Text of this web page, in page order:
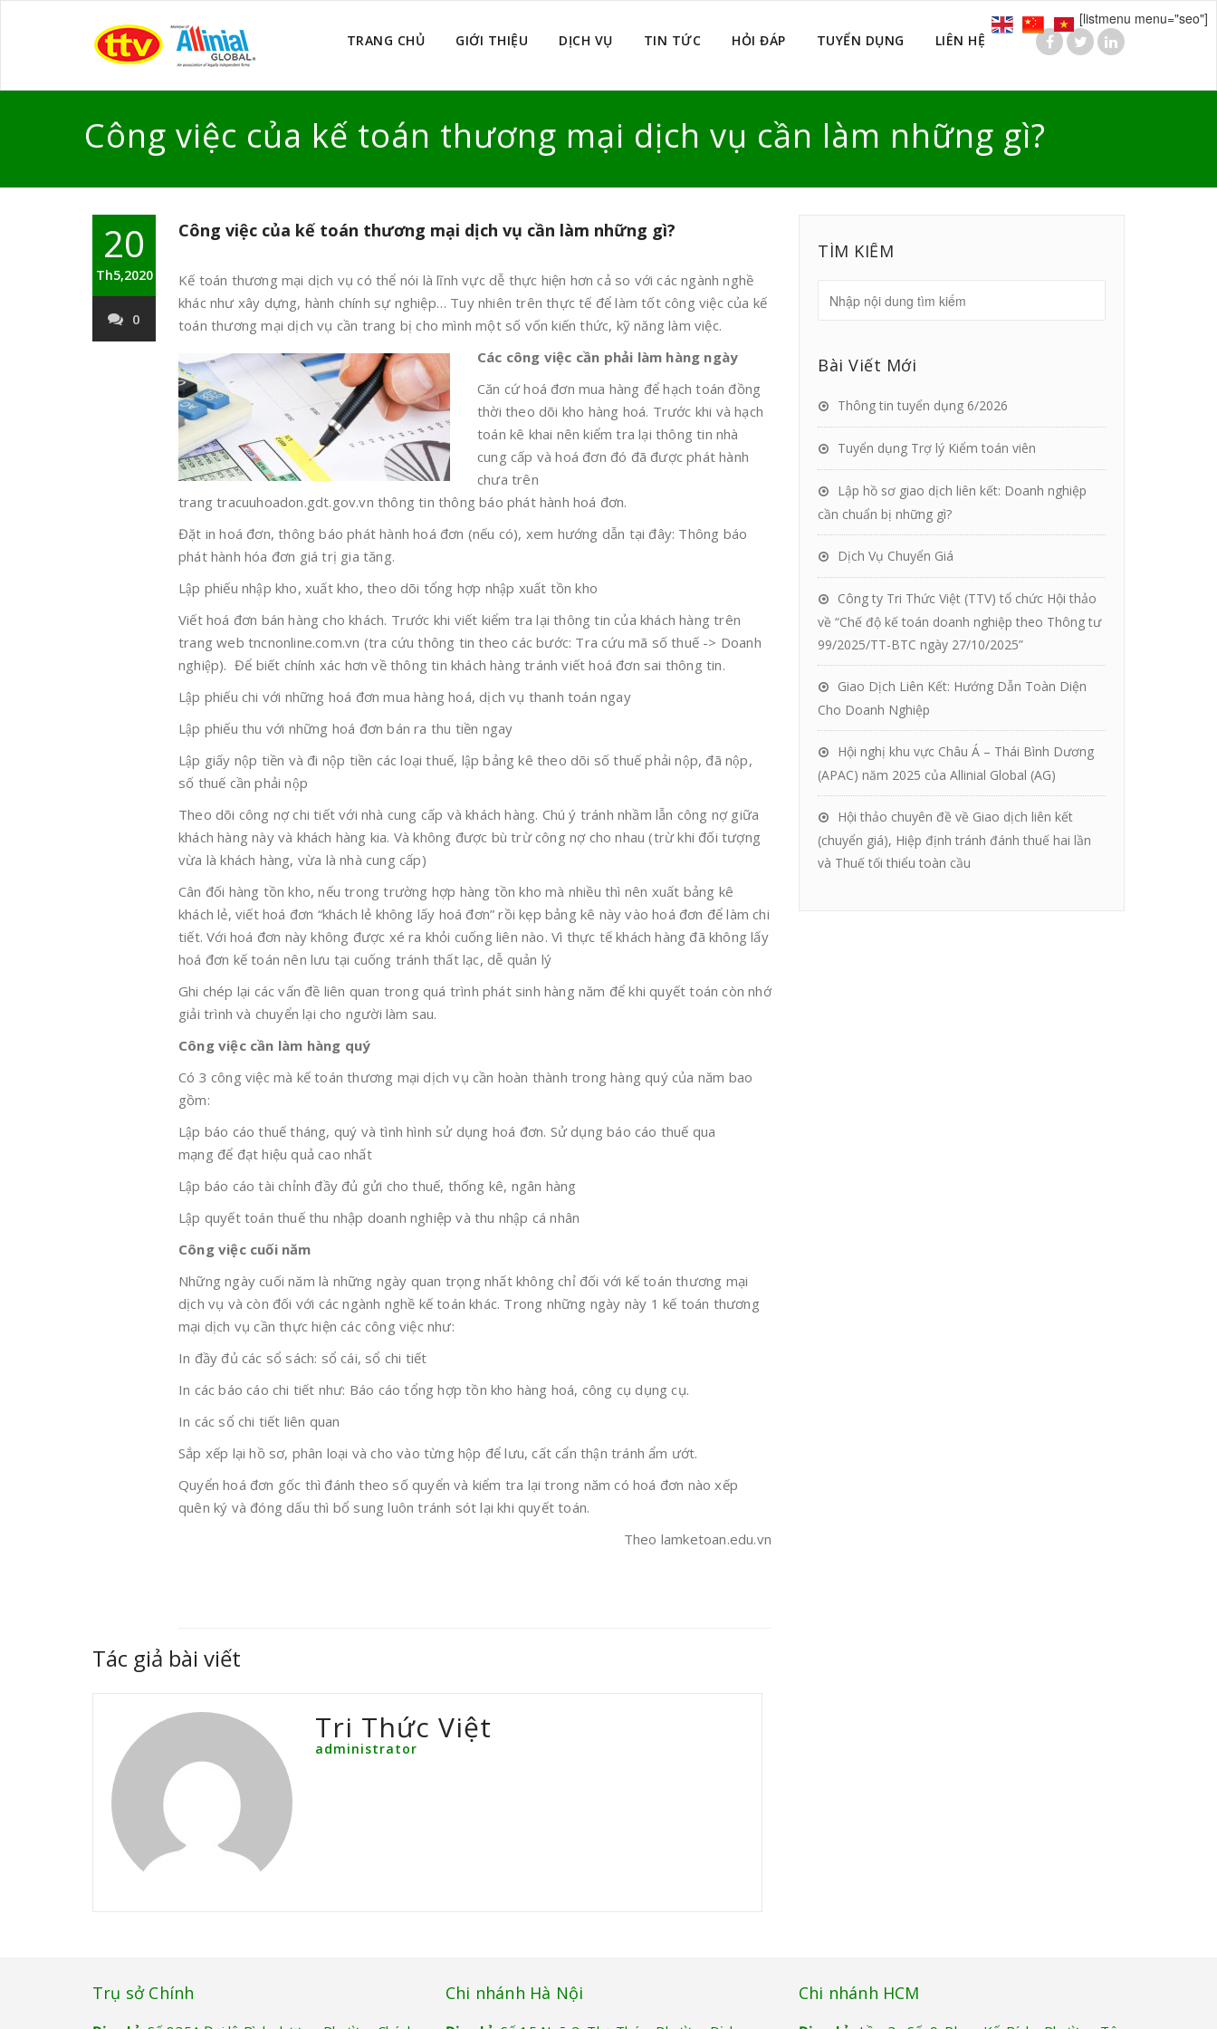
TRANG CHỦ GIỚI THIỆU DỊCH VỤ TIN TỨC HỎI ĐÁP TUYỂN DỤNG LIÊN HỆ
Công việc của kế toán thương mại dịch vụ cần làm những gì?
20
Th5,2020
0
Công việc của kế toán thương mại dịch vụ cần làm những gì?
Kế toán thương mại dịch vụ có thể nói là lĩnh vực dễ thực hiện hơn cả so với các ngành nghề
khác như xây dựng, hành chính sự nghiệp… Tuy nhiên trên thực tế để làm tốt công việc của kế
toán thương mại dịch vụ cần trang bị cho mình một số vốn kiến thức, kỹ năng làm việc.
Các công việc cần phải làm hàng ngày
Căn cứ hoá đơn mua hàng để hạch toán đồng
thời theo dõi kho hàng hoá. Trước khi và hạch
toán kê khai nên kiểm tra lại thông tin nhà
cung cấp và hoá đơn đó đã được phát hành
chưa trên
trang tracuuhoadon.gdt.gov.vn thông tin thông báo phát hành hoá đơn.
Đặt in hoá đơn, thông báo phát hành hoá đơn (nếu có), xem hướng dẫn tại đây: Thông báo
phát hành hóa đơn giá trị gia tăng.
Lập phiếu nhập kho, xuất kho, theo dõi tổng hợp nhập xuất tồn kho
Viết hoá đơn bán hàng cho khách. Trước khi viết kiểm tra lại thông tin của khách hàng trên
trang web tncnonline.com.vn (tra cứu thông tin theo các bước: Tra cứu mã số thuế -> Doanh
nghiệp). Để biết chính xác hơn về thông tin khách hàng tránh viết hoá đơn sai thông tin.
Lập phiếu chi với những hoá đơn mua hàng hoá, dịch vụ thanh toán ngay
Lập phiếu thu với những hoá đơn bán ra thu tiền ngay
Lập giấy nộp tiền và đi nộp tiền các loại thuế, lập bảng kê theo dõi số thuế phải nộp, đã nộp,
số thuế cần phải nộp
Theo dõi công nợ chi tiết với nhà cung cấp và khách hàng. Chú ý tránh nhầm lẫn công nợ giữa
khách hàng này và khách hàng kia. Và không được bù trừ công nợ cho nhau (trừ khi đối tượng
vừa là khách hàng, vừa là nhà cung cấp)
Cân đối hàng tồn kho, nếu trong trường hợp hàng tồn kho mà nhiều thì nên xuất bảng kê
khách lẻ, viết hoá đơn “khách lẻ không lấy hoá đơn” rồi kẹp bảng kê này vào hoá đơn để làm chi
tiết. Với hoá đơn này không được xé ra khỏi cuống liên nào. Vì thực tế khách hàng đã không lấy
hoá đơn kế toán nên lưu tại cuống tránh thất lạc, dễ quản lý
Ghi chép lại các vấn đề liên quan trong quá trình phát sinh hàng năm để khi quyết toán còn nhớ
giải trình và chuyển lại cho người làm sau.
Công việc cần làm hàng quý
Có 3 công việc mà kế toán thương mại dịch vụ cần hoàn thành trong hàng quý của năm bao
gồm:
Lập báo cáo thuế tháng, quý và tình hình sử dụng hoá đơn. Sử dụng báo cáo thuế qua
mạng để đạt hiệu quả cao nhất
Lập báo cáo tài chỉnh đầy đủ gửi cho thuế, thống kê, ngân hàng
Lập quyết toán thuế thu nhập doanh nghiệp và thu nhập cá nhân
Công việc cuối năm
Những ngày cuối năm là những ngày quan trọng nhất không chỉ đối với kế toán thương mại
dịch vụ và còn đối với các ngành nghề kế toán khác. Trong những ngày này 1 kế toán thương
mại dịch vụ cần thực hiện các công việc như:
In đầy đủ các sổ sách: sổ cái, sổ chi tiết
In các báo cáo chi tiết như: Báo cáo tổng hợp tồn kho hàng hoá, công cụ dụng cụ.
In các sổ chi tiết liên quan
Sắp xếp lại hồ sơ, phân loại và cho vào từng hộp để lưu, cất cẩn thận tránh ẩm ướt.
Quyển hoá đơn gốc thì đánh theo số quyển và kiểm tra lại trong năm có hoá đơn nào xếp
quên ký và đóng dấu thì bổ sung luôn tránh sót lại khi quyết toán.
Theo lamketoan.edu.vn
Tác giả bài viết
Tri Thức Việt
administrator
TÌM KIẾM
Bài Viết Mới
Thông tin tuyển dụng 6/2026
Tuyển dụng Trợ lý Kiểm toán viên
Lập hồ sơ giao dịch liên kết: Doanh nghiệp
cần chuẩn bị những gì?
Dịch Vụ Chuyển Giá
Công ty Tri Thức Việt (TTV) tổ chức Hội thảo
về “Chế độ kế toán doanh nghiệp theo Thông tư
99/2025/TT-BTC ngày 27/10/2025”
Giao Dịch Liên Kết: Hướng Dẫn Toàn Diện
Cho Doanh Nghiệp
Hội nghị khu vực Châu Á – Thái Bình Dương
(APAC) năm 2025 của Allinial Global (AG)
Hội thảo chuyên đề về Giao dịch liên kết
(chuyển giá), Hiệp định tránh đánh thuế hai lần
và Thuế tối thiểu toàn cầu
Trụ sở Chính Chi nhánh Hà Nội Chi nhánh HCM
[listmenu menu="seo"]